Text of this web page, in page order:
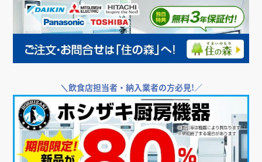
＼飲食店担当者・納入業者の方必見!／